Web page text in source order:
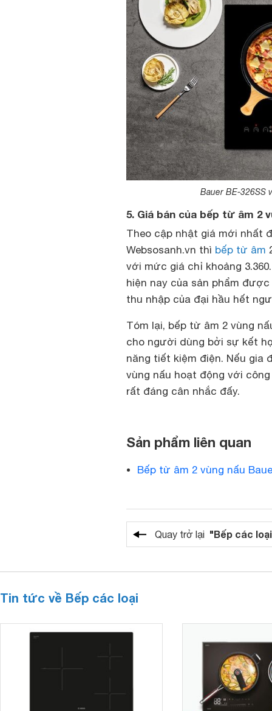
Bauer BE-326SS
5. Giá bán của bếp từ âm 2
Theo cập nhật giá mới nhất
Websosanh.vn thì bếp từ âm
với mức giá chỉ khoảng
hiện nay của sản phẩm
thu nhập của đại hầu hết
Tóm lại, bếp từ âm 2 vùng
cho người dùng bởi sự kết
năng tiết kiệm điện. Nếu gia
vùng nấu hoạt động với
rất đáng cân nhắc đấy.
Sản phẩm liên quan
Bếp từ âm 2 vùng nấu
Quay trở lại "Bếp các
Tin tức về Bếp các loại